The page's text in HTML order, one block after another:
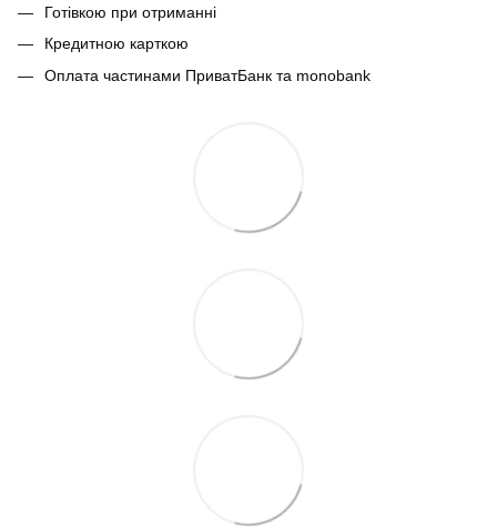
Готівкою при отриманні
Кредитною карткою
Оплата частинами ПриватБанк та monobank